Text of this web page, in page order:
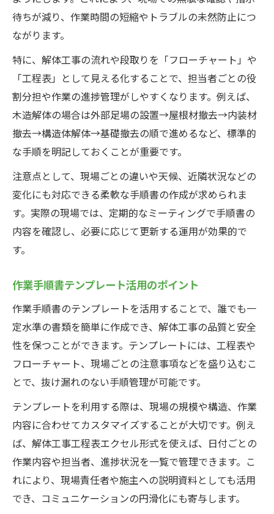
待ちが減り、作業時間の短縮やトラブルの未然防止につ
ながります。
特に、解体工事の流れや段取りを「フローチャート」や
「工程表」として見える化することで、担当者ごとの役
割分担や作業の進捗管理がしやすくなります。例えば、
木造解体の場合は外部足場の設置→屋根材撤去→内装材
撤去→構造体解体→基礎撤去の順で進めるなど、標準的
な手順を明記しておくことが重要です。
注意点として、現場ごとの違いや天候、近隣状況などの
変化にも対応できる柔軟な手順書の作成が求められま
す。実際の現場では、定期的なミーティングで手順書の
内容を確認し、必要に応じて更新する運用が効果的で
す。
作業手順書テンプレート活用のポイント
作業手順書のテンプレートを活用することで、誰でも一
定水準の書類を簡単に作成でき、解体工事の品質と安全
性を保つことができます。テンプレートには、工程表や
フローチャート、現場ごとの注意事項などを盛り込むこ
とで、抜け漏れのない手順管理が可能です。
テンプレートを利用する際は、現場の規模や構造、作業
内容に合わせてカスタマイズすることが大切です。例え
ば、解体工事工程表エクセル形式を使えば、日付ごとの
作業内容や担当者、進捗状況を一覧で管理できます。こ
れにより、現場責任者や施主への説明資料としても活用
でき、コミュニケーションの円滑化にも寄与します。